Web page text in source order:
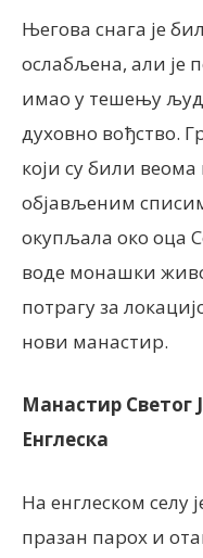
Његова снага је
ослабљена, али је
имао у тешењу
духовно вођство.
који су били
објављеним
окупљала око оца
воде монашки
потрагу за
нови манастир.
Манастир Светог
Енглеска
На енглеском селу
празан парох и